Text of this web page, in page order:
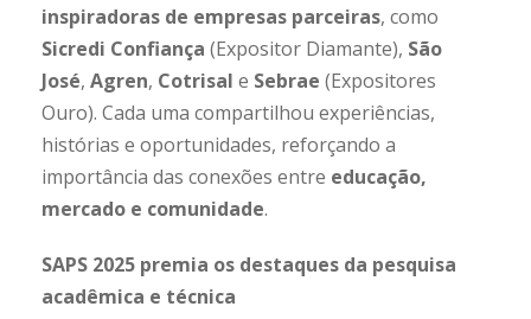
inspiradoras de empresas parceiras, como
Sicredi Confiança (Expositor Diamante), São
José, Agren, Cotrisal e Sebrae (Expositores
Ouro). Cada uma compartilhou experiências,
histórias e oportunidades, reforçando a
importância das conexões entre educação,
mercado e comunidade.
SAPS 2025 premia os destaques da pesquisa
acadêmica e técnica